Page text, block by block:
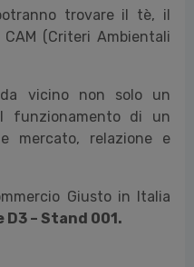
trovare il tè, il
(Criteri Ambientali
da vicino non solo un
funzionamento di un
mercato, relazione e
Giusto in Italia
D3 – Stand 001.